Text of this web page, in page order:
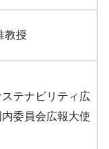
教授
テナビリティ広
委員会広報大使